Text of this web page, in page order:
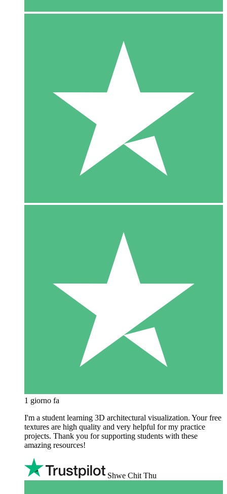
1 giorno fa
I'm a student learning 3D architectural visualization. Your free
textures are high quality and very helpful for my practice
projects. Thank you for supporting students with these
amazing resources!
Shwe Chit Thu